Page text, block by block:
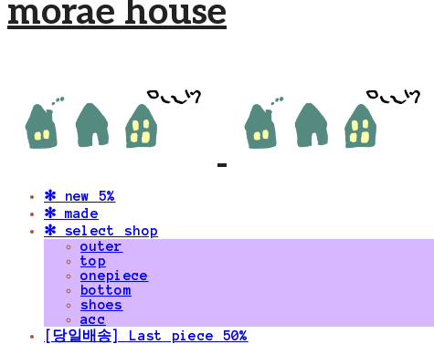
morae house
✻ new 5%
✻ made
✻ select shop
outer
top
onepiece
bottom
shoes
acc
[당일배송] Last piece 50%